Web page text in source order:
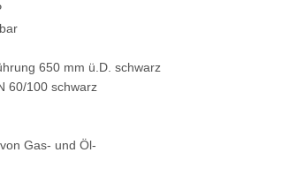
650 mm ü.D. schwarz
60/100 schwarz
Gas- und Öl-